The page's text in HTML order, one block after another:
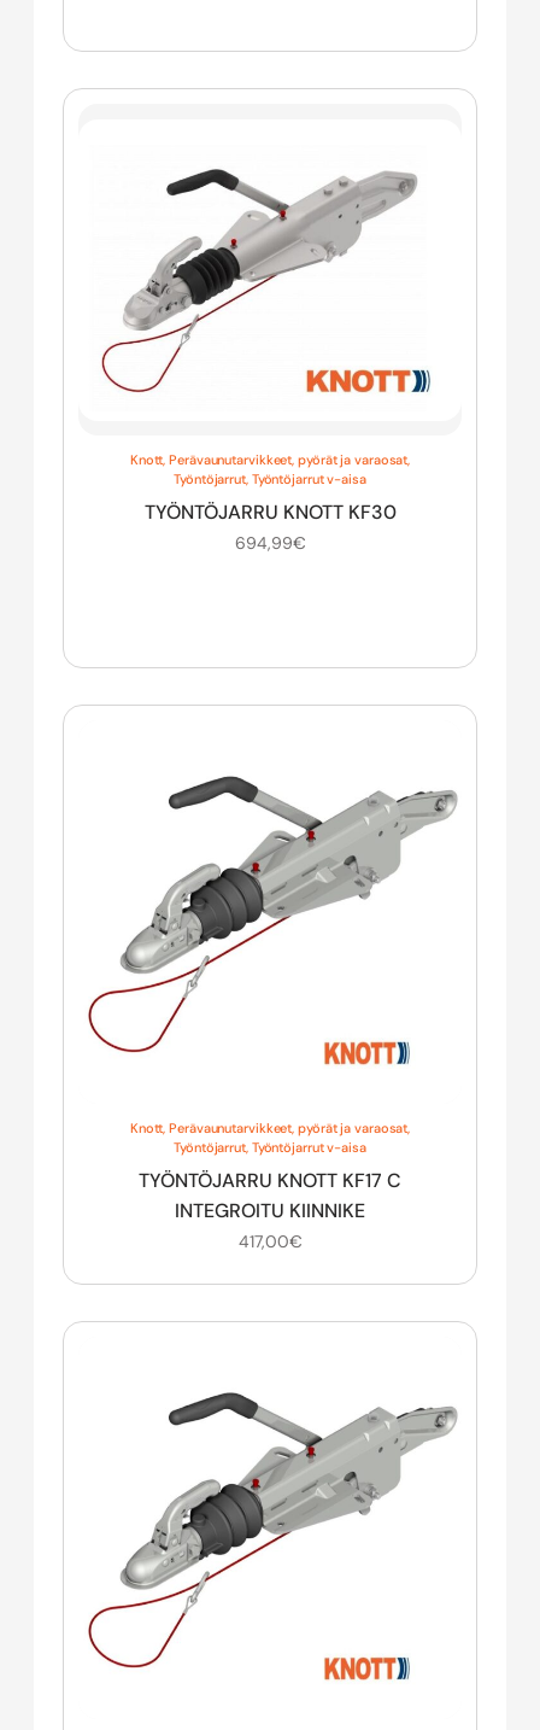
Knott,Perävaunutarvikkeet, pyörät ja varaosat,
Työntöjarrut, Työntöjarrut v-aisa
TYÖNTÖJARRU KNOTT KF30
694,99€
Knott,Perävaunutarvikkeet, pyörät ja varaosat,
Työntöjarrut, Työntöjarrut v-aisa
TYÖNTÖJARRU KNOTT KF17 C
INTEGROITU KIINNIKE
417,00€